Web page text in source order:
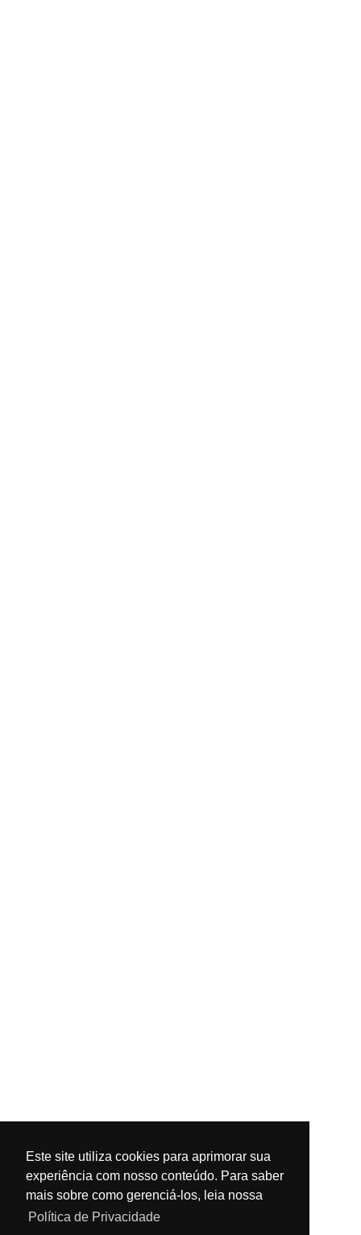
Este site utiliza cookies para aprimorar sua
experiência com nosso conteúdo. Para saber
mais sobre como gerenciá-los, leia nossa
Política de Privacidade